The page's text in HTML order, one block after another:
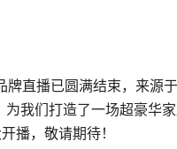
直播已圆满结束，来源
我们打造了一场超豪华
播，敬请期待！